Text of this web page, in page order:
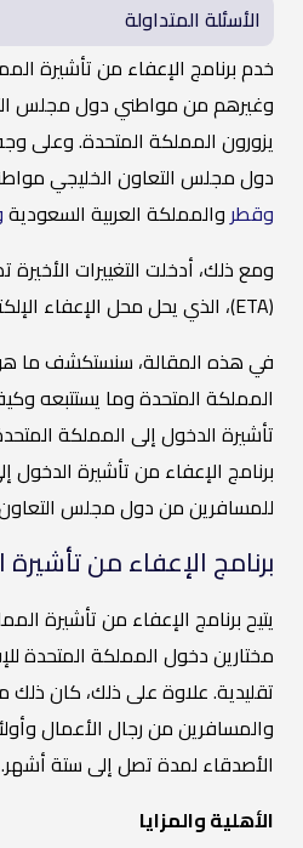
الأسئلة المتداولة
خدم برنامج الإعفاء من تأشيرة
وغيرهم من مواطني دول مجلس
يزورون المملكة المتحدة. وعلى
دول مجلس التعاون الخليجي
وقطر والمملكة العربية السعودية
ومع ذلك، أدخلت التغييرات الأخيرة
(ETA)، الذي يحل محل الإعفاء الإلكتروني من التأشيرة (EVW).
في هذه المقالة، سنستكشف ما هو
المملكة المتحدة وما يستتبعه
تأشيرة الدخول إلى المملكة
برنامج الإعفاء من تأشيرة الدخول
للمسافرين من دول مجلس
برنامج الإعفاء من
يتيح برنامج الإعفاء من تأشيرة
مختارين دخول المملكة المتحدة
تقليدية. علاوة على ذلك، كان
والمسافرين من رجال الأعمال
الأصدقاء لمدة تصل إلى ستة أشهر.
الأهلية والمزايا